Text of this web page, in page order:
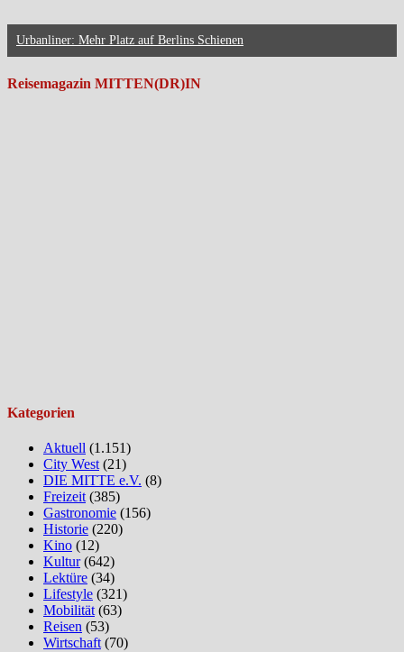
Urbanliner: Mehr Platz auf Berlins Schienen
Reisemagazin MITTEN(DR)IN
Kategorien
Aktuell (1.151)
City West (21)
DIE MITTE e.V. (8)
Freizeit (385)
Gastronomie (156)
Historie (220)
Kino (12)
Kultur(642)
Lektüre (34)
Lifestyle (321)
Mobilität (63)
Reisen (53)
Wirtschaft (70)